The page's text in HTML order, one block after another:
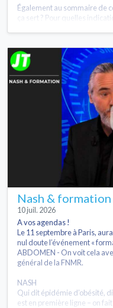
Également au sommaire de
ça sert ? Pour quelles
Nash & formation
10 juil. 2026
A vos agendas !
Le 11 septembre à Paris,
nul doute l’événement «
ABDOMEN - On voit cela
général de la FNMR.
NASH
Qui dit épidémie d’obésité,
est en première ligne – on